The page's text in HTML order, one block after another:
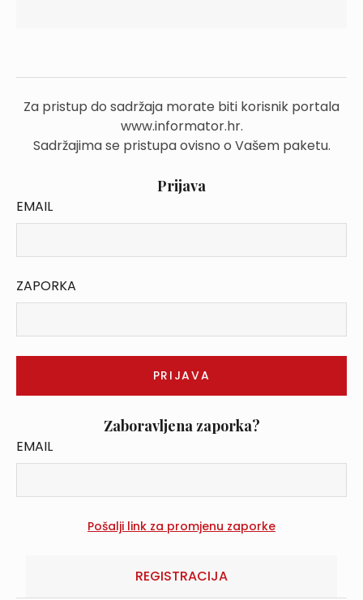
Za pristup do sadržaja morate biti korisnik portala
www.informator.hr.
Sadržajima se pristupa ovisno o Vašem paketu.
Prijava
EMAIL
ZAPORKA
Zaboravljena zaporka?
EMAIL
REGISTRACIJA